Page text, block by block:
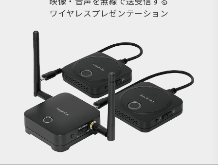
ワイヤレスプレゼンテーション